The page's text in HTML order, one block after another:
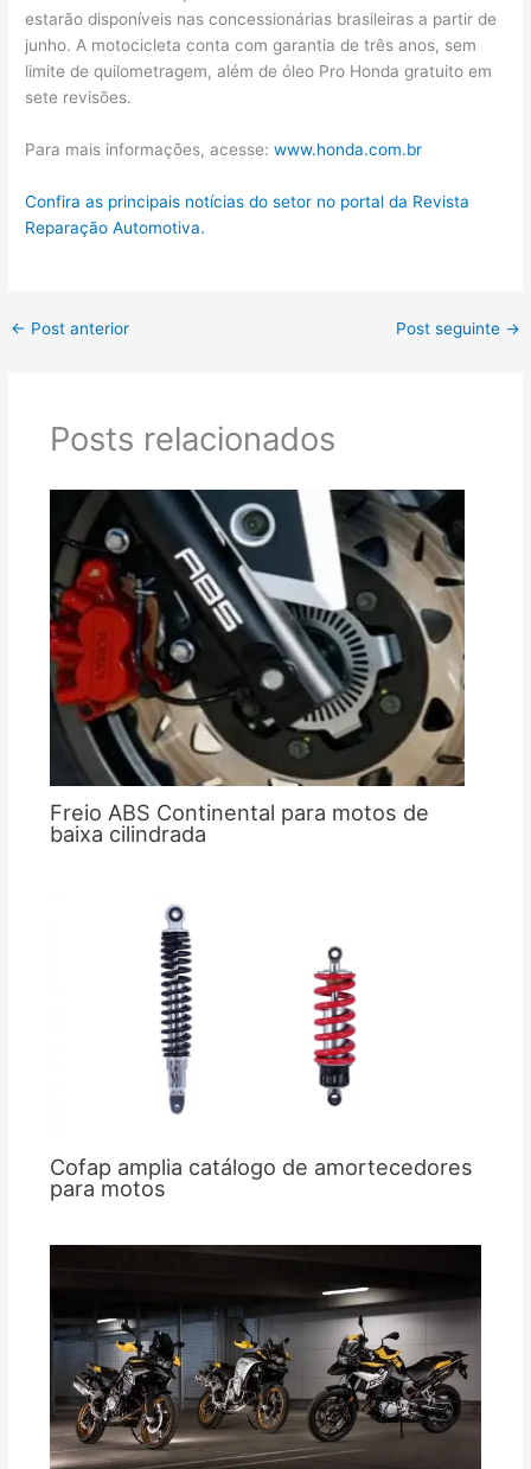
estarão disponíveis nas concessionárias brasileiras a partir de
junho. A motocicleta conta com garantia de três anos, sem
limite de quilometragem, além de óleo Pro Honda gratuito em
sete revisões.
Para mais informações, acesse:www.honda.com.br
Confira as principais notícias do setor no portal da Revista
Reparação Automotiva.
← Post anterior Post seguinte →
Posts relacionados
Freio ABS Continental para motos de
baixa cilindrada
Cofap amplia catálogo de amortecedores
para motos